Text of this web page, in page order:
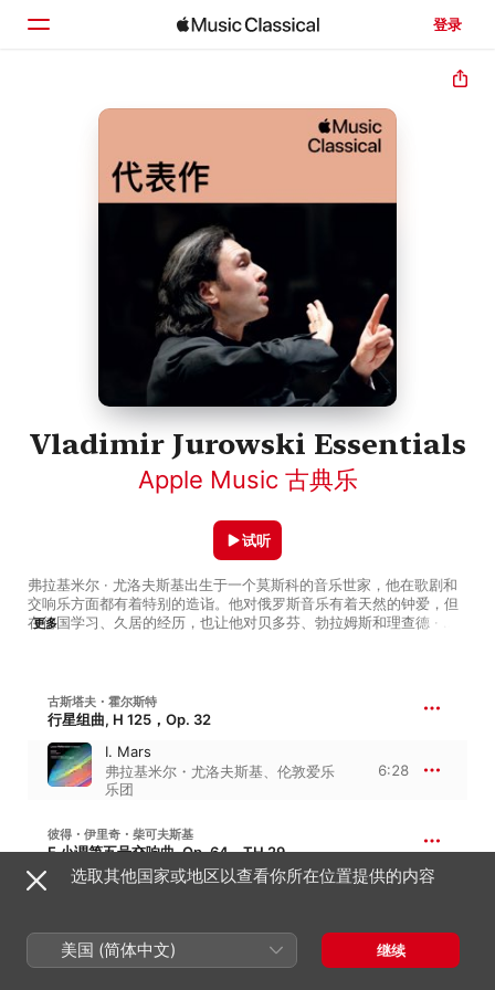
登录
主页
搜索
Vladimir Jurowski Essentials
Apple Music 古典乐
弗拉基米尔 · 尤洛夫斯基出生于一个莫斯科的音乐世家，他在歌剧和
交响乐方面都有着特别的造诣。他对俄罗斯音乐有着天然的钟爱，但
在德国学习、久居的经历，也让他对贝多芬、勃拉姆斯和理查德 · 施
年起，他也担任柏林广播交响乐团的首席指挥。在他的带领下，这两
个乐团达到了新的艺术高度，音色流光溢彩。我们能从这张歌单中聆
和泽姆林斯基的《Six Maeterlinck Songs》。
歌单也收录了一些风格独特的曲目。如俄罗斯国家交响乐团精彩演绎
曲》的“快板”——初听之下柔和悦耳，但它的曲风却变幻莫测，甚至
令人毛骨悚然。
更多
试听
古斯塔夫・霍尔斯特
行星组曲, H 125，Op. 32
I. Mars
弗拉基米尔・尤洛夫斯基、 伦敦爱乐
乐团
6:28
彼得・伊里奇・柴可夫斯基
E 小调第五号交响曲, Op. 64，TH 29
II. Andante cantabile, con alcuna
斯基
选取其他国家或地区以查看你所在位置提供的内容
美国 (简体中文) 继续